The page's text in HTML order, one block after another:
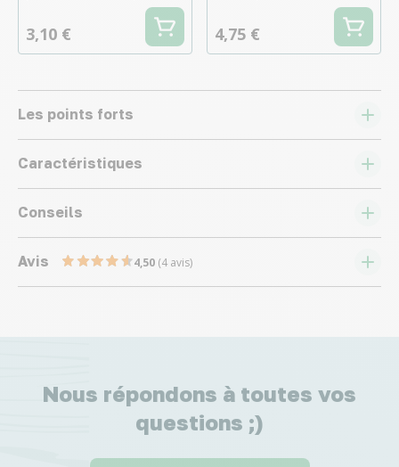
3,10 € 4,75 €
Les points forts
Caractéristiques
Conseils
Avis 4,50 (4 avis)
Nous répondons à toutes vos
questions ;)